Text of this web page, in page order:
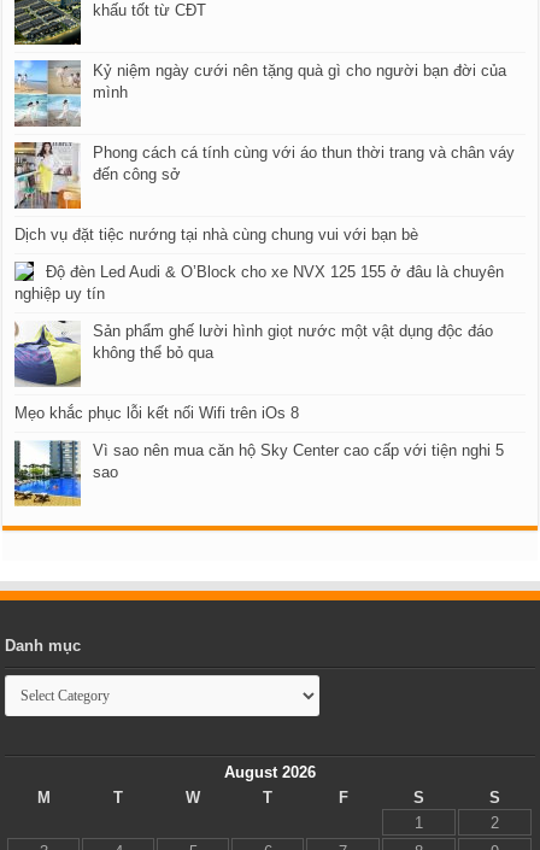
khấu tốt từ CĐT
Kỷ niệm ngày cưới nên tặng quà gì cho người bạn đời của
mình
Phong cách cá tính cùng với áo thun thời trang và chân váy
đến công sở
Dịch vụ đặt tiệc nướng tại nhà cùng chung vui với bạn bè
Độ đèn Led Audi & O’Block cho xe NVX 125 155 ở đâu là chuyên
nghiệp uy tín
Sản phẩm ghế lười hình giọt nước một vật dụng độc đáo
không thể bỏ qua
Mẹo khắc phục lỗi kết nối Wifi trên iOs 8
Vì sao nên mua căn hộ Sky Center cao cấp với tiện nghi 5
sao
Danh mục
Danh
mục
August 2026
M
T W T F S
S
1
2